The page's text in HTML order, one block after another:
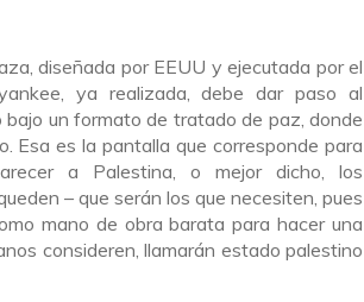
diseñada por EEUU y ejecutada por el
ya realizada, debe dar paso al
un formato de tratado de paz, donde
Esa es la pantalla que corresponde para
a Palestina, o mejor dicho, los
– que serán los que necesiten, pues
mano de obra barata para hacer una
consideren, llamarán estado palestino